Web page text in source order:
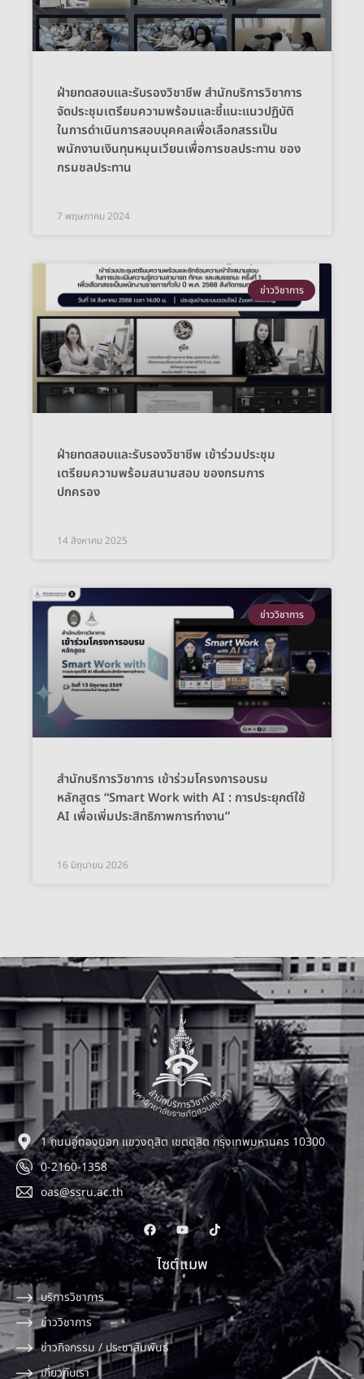
ฝ่ายทดสอบและรับรองวิชาชีพ สำนักบริการวิชาการ
จัดประชุมเตรียมความพร้อมและชี้แนะแนวปฏิบัติ
ในการดำเนินการสอบบุคคลเพื่อเลือกสรรเป็น
พนักงานเงินทุนหมุนเวียนเพื่อการชลประทาน ของ
กรมชลประทาน
7 พฤษภาคม 2024
ข่าววิชาการ
ฝ่ายทดสอบและรับรองวิชาชีพ เข้าร่วมประชุม
เตรียมความพร้อมสนามสอบ ของกรมการ
ปกครอง
14 สิงหาคม 2025
ข่าววิชาการ
สำนักบริการวิชาการ เข้าร่วมโครงการอบรม
หลักสูตร “Smart Work with AI : การประยุกต์ใช้
AI เพื่อเพิ่มประสิทธิภาพการทำงาน”
16 มิถุนายน 2026
1 ถนนอู่ทองนอก แขวงดุสิต เขตดุสิต กรุงเทพมหานคร 10300
0-2160-1358
oas@ssru.ac.th
ไซต์แมพ
บริการวิชาการ
ข่าววิชาการ
ข่าวกิจกรรม / ประชาสัมพันธ์
เกี่ยวกับเรา